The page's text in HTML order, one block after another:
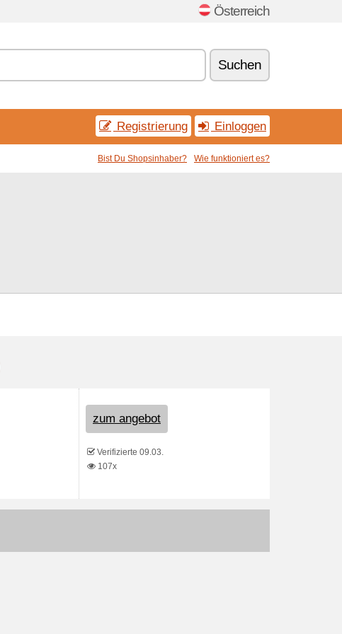
Österreich
Suchen
Registrierung Einloggen
Bist Du Shopsinhaber? Wie funktioniert es?
zum angebot
Verifizierte 09.03.
107x